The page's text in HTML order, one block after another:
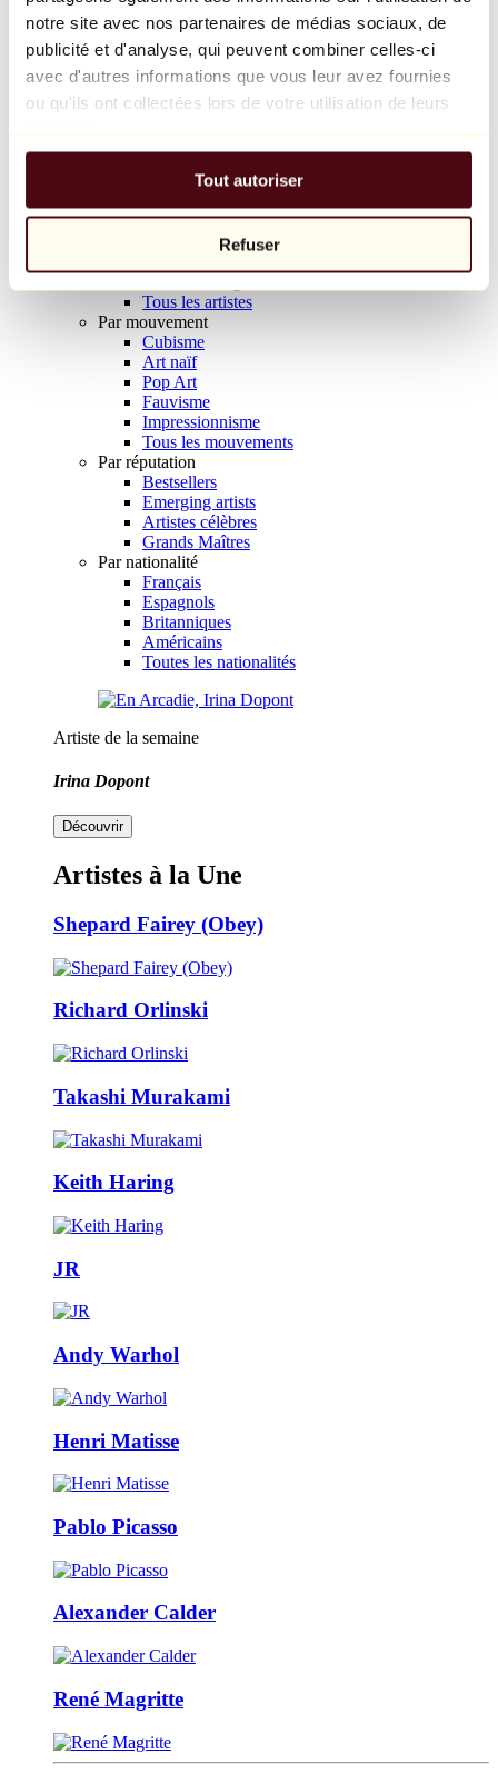
notre site avec nos partenaires de médias sociaux, de
publicité et d'analyse, qui peuvent combiner celles-ci
avec d'autres informations que vous leur avez fournies
ou qu'ils ont collectées lors de votre utilisation de leurs
Tout autoriser
Refuser
Balloon Dog (Orange)
Jeff Koons
10 000 €
Parcourir
Tous les sculpteurs
Tous les photographes
Tous les artistes
Par mouvement
Cubisme
Art naïf
Pop Art
Fauvisme
Impressionnisme
Tous les mouvements
Par réputation
Bestsellers
Emerging artists
Artistes célèbres
Grands Maîtres
Par nationalité
Français
Espagnols
Britanniques
Américains
Toutes les nationalités
Artiste de la semaine
Irina Dopont
Découvrir
Artistes à la Une
Shepard Fairey (Obey)
Richard Orlinski
Takashi Murakami
Keith Haring
JR
Andy Warhol
Henri Matisse
Pablo Picasso
Alexander Calder
René Magritte